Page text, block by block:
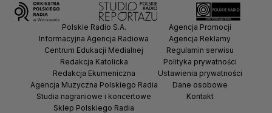
Polskie Radio S.A.
Informacyjna Agencja Radiowa
Centrum Edukacji Medialnej
Redakcja Katolicka
Redakcja Ekumeniczna
Agencja Muzyczna Polskiego Radia
Studia nagraniowe i koncertowe
Sklep Polskiego Radia
Agencja Promocji
Agencja Reklamy
Regulamin serwisu
Polityka prywatności
Ustawienia prywatności
Dane osobowe
Kontakt